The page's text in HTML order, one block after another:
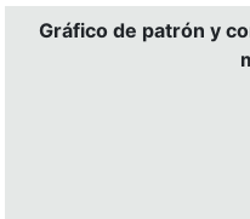
Gráfico de patrón y